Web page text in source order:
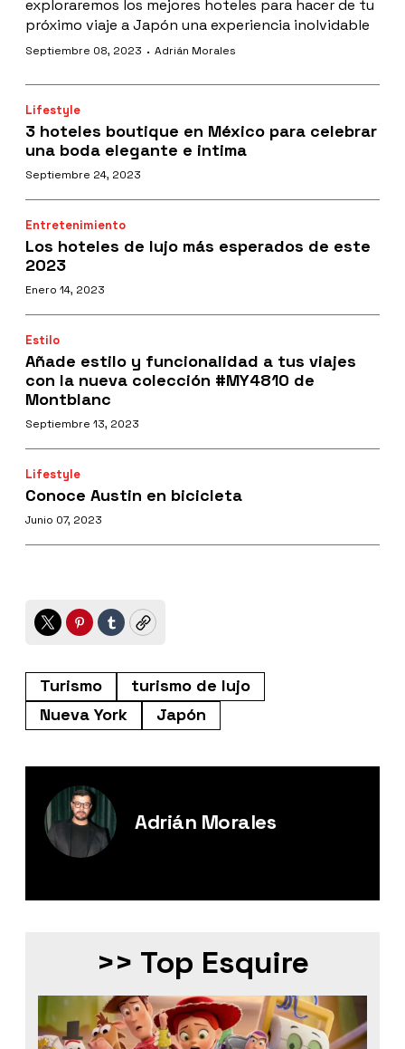
exploraremos los mejores hoteles para hacer de tu
próximo viaje a Japón una experiencia inolvidable
Septiembre 08, 2023 · Adrián Morales
Lifestyle
3 hoteles boutique en México para celebrar
una boda elegante e intima
Septiembre 24, 2023
Entretenimiento
Los hoteles de lujo más esperados de este
2023
Enero 14, 2023
Estilo
Añade estilo y funcionalidad a tus viajes
con la nueva colección #MY4810 de
Montblanc
Septiembre 13, 2023
Lifestyle
Conoce Austin en bicicleta
Junio 07, 2023
TwitterPinterest
TumblrCopy
Turismo
turismo de lujo
Nueva York
Japón
Adrián Morales
>> Top Esquire